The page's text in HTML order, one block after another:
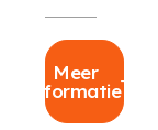
Meer
informatie